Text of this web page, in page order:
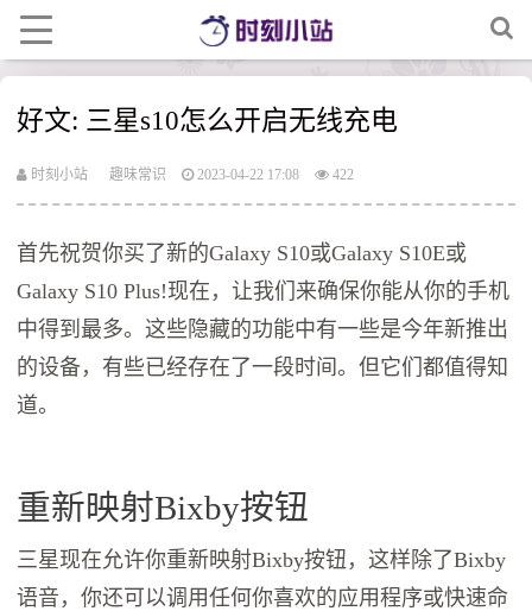
好文: 三星s10怎么开启无线充电
时刻小站 趣味常识 2023-04-22 17:08 422
首先祝贺你买了新的Galaxy S10或Galaxy S10E或
Galaxy S10 Plus!现在，让我们来确保你能从你的手机
中得到最多。这些隐藏的功能中有一些是今年新推出
的设备，有些已经存在了一段时间。但它们都值得知
道。
重新映射Bixby按钮
三星现在允许你重新映射Bixby按钮，这样除了Bixby
语音，你还可以调用任何你喜欢的应用程序或快速命